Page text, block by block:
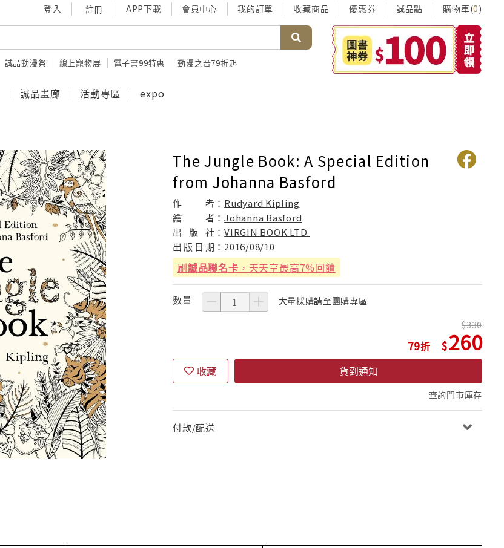
登入 註冊 APP下載 會員中心 我的訂單 收藏商品 優惠券 誠品點 購物車(0)
誠品動漫祭 線上寵物展 電子書99特惠 動漫之音79折起
誠品畫廊 活動專區 expo
The Jungle Book: A Special Edition
from Johanna Basford
作 者： Rudyard Kipling
繪
者：Johanna Basford
出
版 社：VIRGIN BOOK LTD.
出 版 日 期： 2016/08/10
刷誠品聯名卡 ，天天享最高7%回饋
數量 大量採購請至團購專區
79
330
260
收藏 貨到通知
查詢門市庫存
付款/配送